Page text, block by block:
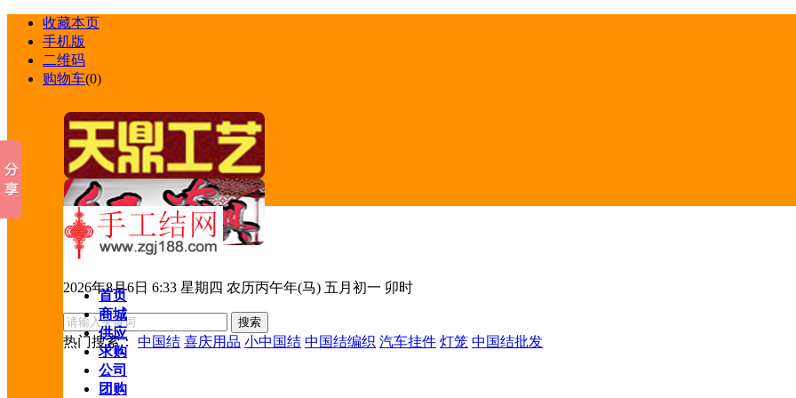
收藏本页
手机版
二维码
购物车(0)
2026年8月6日 6:33 星期四 农历丙午年(马) 五月初一 卯时
热门搜索： 中国结 喜庆用品 小中国结 中国结编织 汽车挂件 灯笼 中国结批发
首页
商城
供应
求购
公司
团购